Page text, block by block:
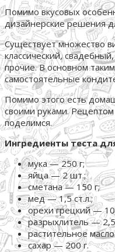
Помимо вкусовых
дизайнерские решения
Существует множество
классический,
прочие. В основном
самостоятельные
Помимо этого есть
своими руками.
поделимся.
Ингредиенты теста
мука — 250 г;
яйца — 2 шт.;
сметана — 150 г;
мед — 1,5 ст.л.;
орехи грецкий —
разрыхлитель — 2,5
растительное
сахар — 200 г.